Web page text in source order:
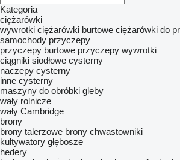
Kategoria
ciężarówki
wywrotki ciężarówki burtowe ciężarówki do
samochody przyczepy
przyczepy burtowe przyczepy wywrotki
ciągniki siodłowe cysterny
naczepy cysterny
inne cysterny
maszyny do obróbki gleby
wały rolnicze
wały Cambridge
brony
brony talerzowe brony chwastowniki
kultywatory głębosze
hedery